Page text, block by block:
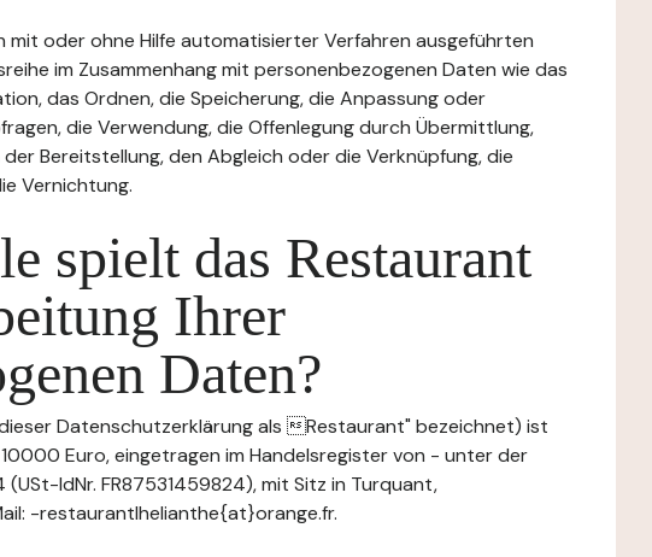
oder ohne Hilfe automatisierter Verfahren ausgeführten
im Zusammenhang mit personenbezogenen Daten wie das
das Ordnen, die Speicherung, die Anpassung oder
die Verwendung, die Offenlegung durch Übermittlung,
Bereitstellung, den Abgleich oder die Verknüpfung, die
Vernichtung.
spielt das Restaurant
Ihrer
Daten?
dieser Datenschutzerklärung als Restaurant" bezeichnet) ist
Euro, eingetragen im Handelsregister von - unter der
IdNr. FR87531459824), mit Sitz in Turquant,
-restaurantlhelianthe{at}orange.fr.